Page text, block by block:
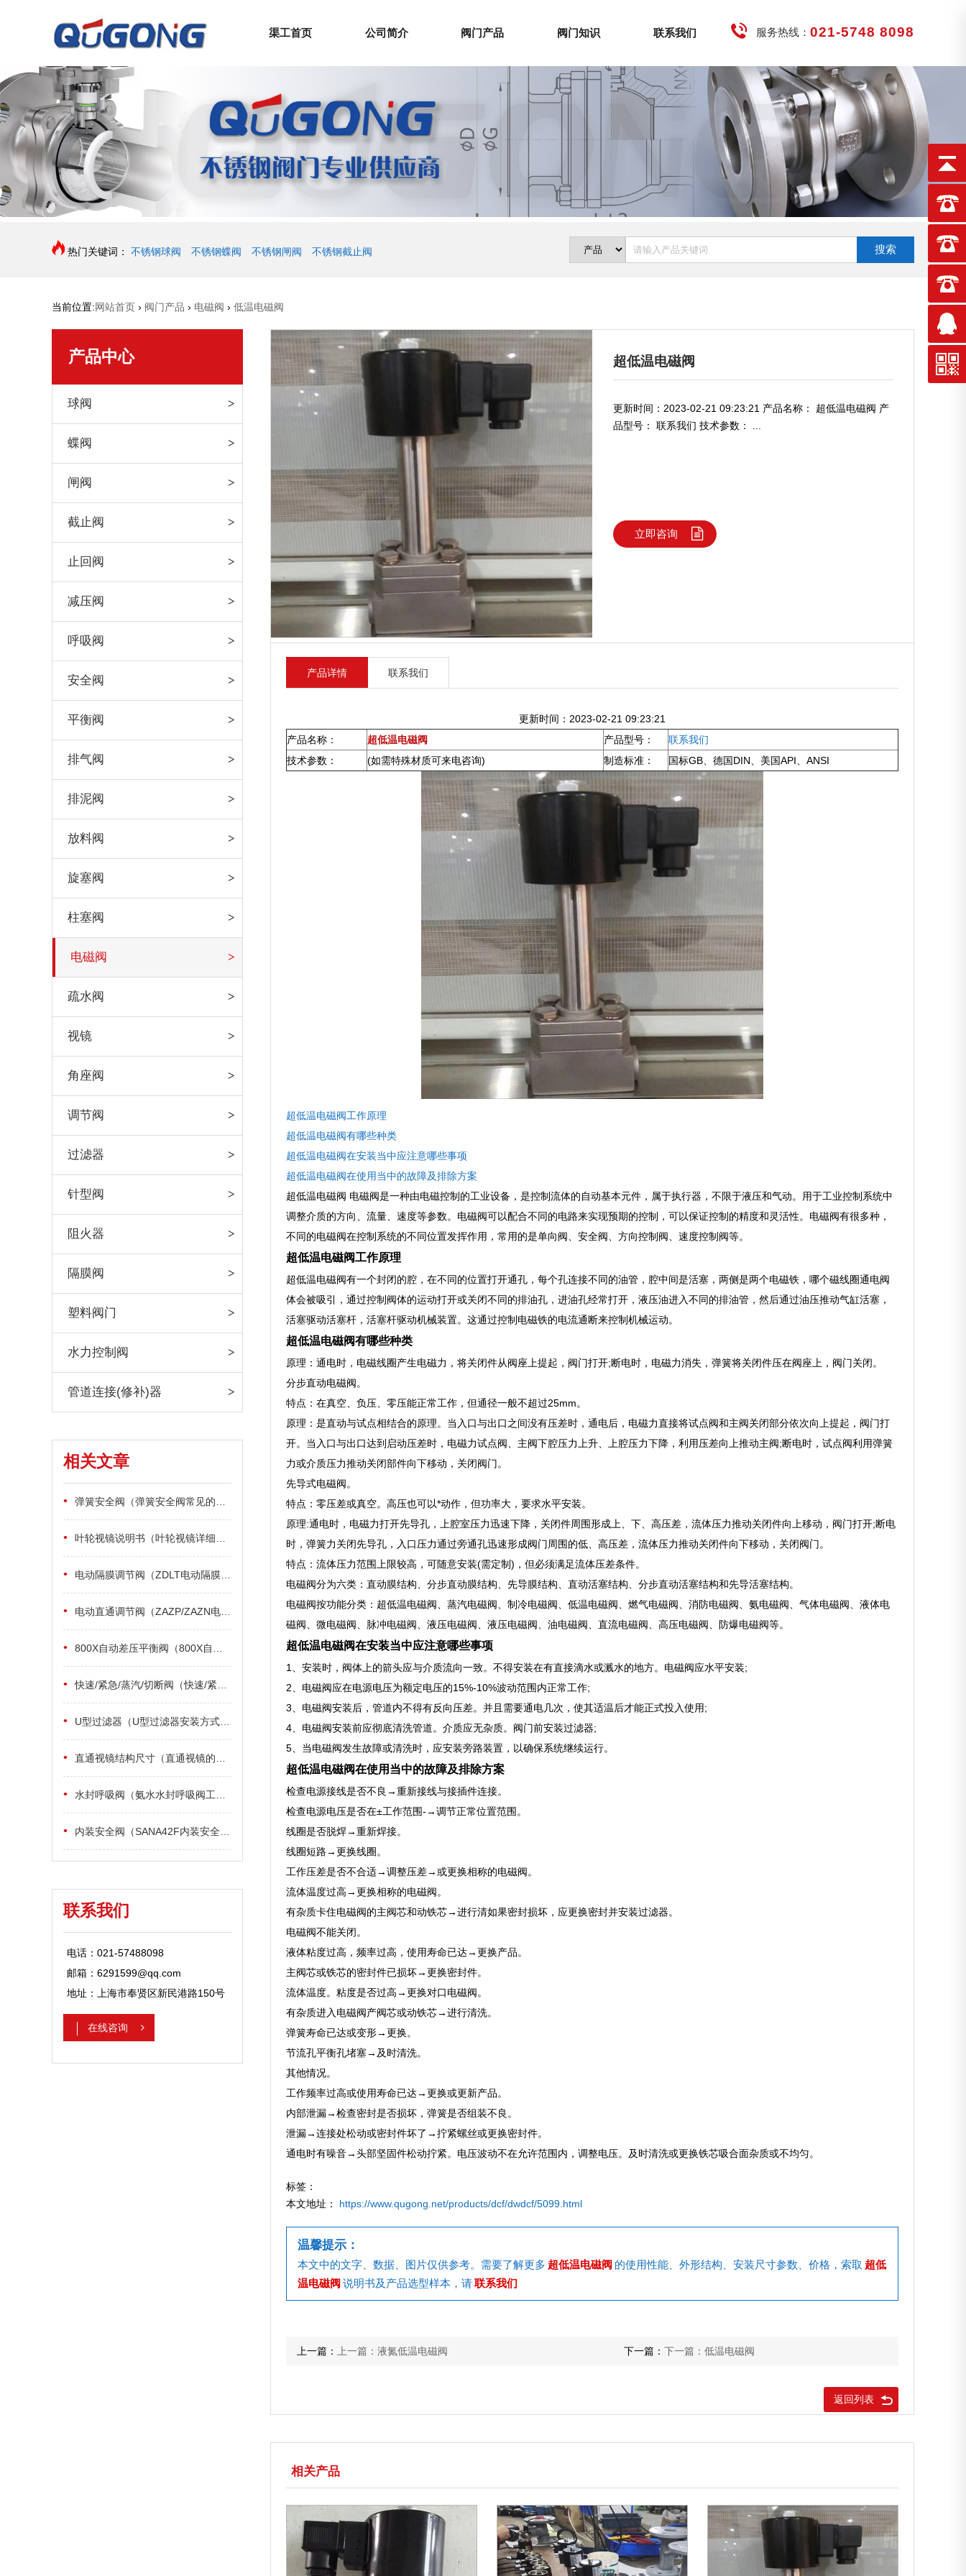
服务热线： 021-5748 8098
渠工首页 公司简介 阀门产品 阀门知识 联系我们
热门关键词： 不锈钢球阀 不锈钢蝶阀 不锈钢闸阀 不锈钢截止阀 搜索
当前位置:网站首页 › 阀门产品 › 电磁阀 › 低温电磁阀
产品中心
球阀
蝶阀
闸阀
截止阀
止回阀
减压阀
呼吸阀
安全阀
平衡阀
排气阀
排泥阀
放料阀
旋塞阀
柱塞阀
电磁阀
疏水阀
视镜
角座阀
调节阀
过滤器
针型阀
阻火器
隔膜阀
塑料阀门
水力控制阀
管道连接(修补)器
相关文章
• 弹簧安全阀（弹簧安全阀常见的有哪些故障）
• 叶轮视镜说明书（叶轮视镜详细说明）
• 电动隔膜调节阀（ZDLT电动隔膜调节阀性能指标）
• 电动直通调节阀（ZAZP/ZAZN电动直通调节阀有何特点）
• 800X自动差压平衡阀（800X自动差压平衡阀的作用特点）
• 快速/紧急/蒸汽/切断阀（快速/紧急/蒸汽/切断阀会被哪些因素影响）
• U型过滤器（U型过滤器安装方式及操作步骤）
• 直通视镜结构尺寸（直通视镜的结构尺寸）
• 水封呼吸阀（氨水水封呼吸阀工作原理）
• 内装安全阀（SANA42F内装安全阀的工作原理）
联系我们
电话：021-57488098
邮箱：6291599@qq.com
地址：上海市奉贤区新民港路150号
在线咨询
超低温电磁阀
更新时间：2023-02-21 09:23:21 产品名称： 超低温电磁阀 产
品型号： 联系我们 技术参数： ...
立即咨询
产品详情 联系我们
更新时间：2023-02-21 09:23:21
产品名称：
超低温电磁阀 产品型号：
联系我们
技术参数：
(如需特殊材质可来电咨询) 制造标准： 国标GB、德国DIN、美国API、ANSI
超低温电磁阀工作原理
超低温电磁阀有哪些种类
超低温电磁阀在安装当中应注意哪些事项
超低温电磁阀在使用当中的故障及排除方案
超低温电磁阀 电磁阀是一种由电磁控制的工业设备，是控制流体的自动基本元件，属于执行器，不限于液压和气动。用于工业控制系统中
调整介质的方向、流量、速度等参数。电磁阀可以配合不同的电路来实现预期的控制，可以保证控制的精度和灵活性。电磁阀有很多种，
不同的电磁阀在控制系统的不同位置发挥作用，常用的是单向阀、安全阀、方向控制阀、速度控制阀等。
超低温电磁阀工作原理
超低温电磁阀有一个封闭的腔，在不同的位置打开通孔，每个孔连接不同的油管，腔中间是活塞，两侧是两个电磁铁，哪个磁线圈通电阀
体会被吸引，通过控制阀体的运动打开或关闭不同的排油孔，进油孔经常打开，液压油进入不同的排油管，然后通过油压推动气缸活塞，
活塞驱动活塞杆，活塞杆驱动机械装置。这通过控制电磁铁的电流通断来控制机械运动。
超低温电磁阀有哪些种类
原理：通电时，电磁线圈产生电磁力，将关闭件从阀座上提起，阀门打开;断电时，电磁力消失，弹簧将关闭件压在阀座上，阀门关闭。
分步直动电磁阀。
特点：在真空、负压、零压能正常工作，但通径一般不超过25mm。
原理：是直动与试点相结合的原理。当入口与出口之间没有压差时，通电后，电磁力直接将试点阀和主阀关闭部分依次向上提起，阀门打
开。当入口与出口达到启动压差时，电磁力试点阀、主阀下腔压力上升、上腔压力下降，利用压差向上推动主阀;断电时，试点阀利用弹簧
力或介质压力推动关闭部件向下移动，关闭阀门。
先导式电磁阀。
特点：零压差或真空。高压也可以*动作，但功率大，要求水平安装。
原理:通电时，电磁力打开先导孔，上腔室压力迅速下降，关闭件周围形成上、下、高压差，流体压力推动关闭件向上移动，阀门打开;断电
时，弹簧力关闭先导孔，入口压力通过旁通孔迅速形成阀门周围的低、高压差，流体压力推动关闭件向下移动，关闭阀门。
特点：流体压力范围上限较高，可随意安装(需定制)，但必须满足流体压差条件。
电磁阀分为六类：直动膜结构、分步直动膜结构、先导膜结构、直动活塞结构、分步直动活塞结构和先导活塞结构。
电磁阀按功能分类：超低温电磁阀、蒸汽电磁阀、制冷电磁阀、低温电磁阀、燃气电磁阀、消防电磁阀、氨电磁阀、气体电磁阀、液体电
磁阀、微电磁阀、脉冲电磁阀、液压电磁阀、液压电磁阀、油电磁阀、直流电磁阀、高压电磁阀、防爆电磁阀等。
超低温电磁阀在安装当中应注意哪些事项
1、安装时，阀体上的箭头应与介质流向一致。不得安装在有直接滴水或溅水的地方。电磁阀应水平安装;
2、电磁阀应在电源电压为额定电压的15%-10%波动范围内正常工作;
3、电磁阀安装后，管道内不得有反向压差。并且需要通电几次，使其适温后才能正式投入使用;
4、电磁阀安装前应彻底清洗管道。介质应无杂质。阀门前安装过滤器;
5、当电磁阀发生故障或清洗时，应安装旁路装置，以确保系统继续运行。
超低温电磁阀在使用当中的故障及排除方案
检查电源接线是否不良→重新接线与接插件连接。
检查电源电压是否在±工作范围-→调节正常位置范围。
线圈是否脱焊→重新焊接。
线圈短路→更换线圈。
工作压差是否不合适→调整压差→或更换相称的电磁阀。
流体温度过高→更换相称的电磁阀。
有杂质卡住电磁阀的主阀芯和动铁芯→进行清如果密封损坏，应更换密封并安装过滤器。
电磁阀不能关闭。
液体粘度过高，频率过高，使用寿命已达→更换产品。
主阀芯或铁芯的密封件已损坏→更换密封件。
流体温度。粘度是否过高→更换对口电磁阀。
有杂质进入电磁阀产阀芯或动铁芯→进行清洗。
弹簧寿命已达或变形→更换。
节流孔平衡孔堵塞→及时清洗。
其他情况。
工作频率过高或使用寿命已达→更换或更新产品。
内部泄漏→检查密封是否损坏，弹簧是否组装不良。
泄漏→连接处松动或密封件坏了→拧紧螺丝或更换密封件。
通电时有噪音→头部坚固件松动拧紧。电压波动不在允许范围内，调整电压。及时清洗或更换铁芯吸合面杂质或不均匀。
标签：
本文地址： https://www.qugong.net/products/dcf/dwdcf/5099.html
温馨提示：
本文中的文字、数据、图片仅供参考。需要了解更多 超低温电磁阀 的使用性能、外形结构、安装尺寸参数、价格，索取 超低
温电磁阀 说明书及产品选型样本，请联系我们
上一篇： 上一篇：液氮低温电磁阀 下一篇： 下一篇：低温电磁阀
返回列表
相关产品